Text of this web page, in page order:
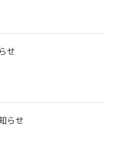
せ
らせ